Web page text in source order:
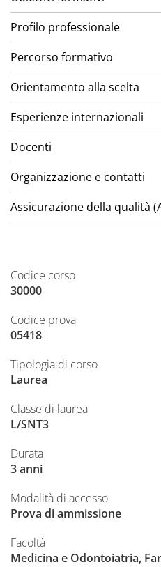
Profilo professionale
Percorso formativo
Orientamento alla scelta
Esperienze internazionali
Docenti
Organizzazione e contatti
Assicurazione della qualità
Codice corso
30000
Codice prova
05418
Tipologia di corso
Laurea
Classe di laurea
L/SNT3
Durata
3 anni
Modalità di accesso
Prova di ammissione
Facoltà
Medicina e Odontoiatria,